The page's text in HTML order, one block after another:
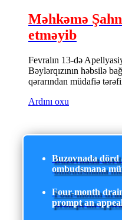
Məhkəmə
etməyib
Fevralın 13-də
Bəylərqızının həbsilə
qərarından müdafiə
Ardını oxu
Buzovnada dörd
ombudsmana
Four-month
prompt an